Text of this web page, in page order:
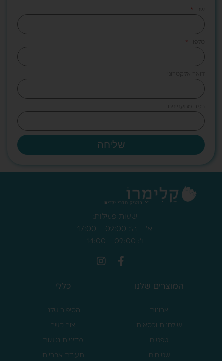
טלפון
דואר אלקטרוני
שליחה
שעות פעילות:
א' – ה': 09:00 – 17:00
ו': 09:00 – 14:00
המוצרים שלנו
ארונות
שולחנות וכסאות
טפטים
שטיחים
כללי
הסיפור שלנו
צור קשר
מדיניות נגישות
תעודת אחריות